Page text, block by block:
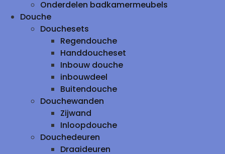
Onderdelen badkamermeubels
Douche
Douchesets
Regendouche
Handdoucheset
Inbouw douche
inbouwdeel
Buitendouche
Douchewanden
Zijwand
Inloopdouche
Douchedeuren
Draaideuren